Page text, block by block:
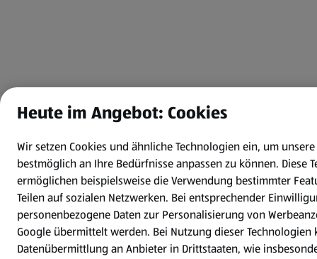
Heute im Angebot: Cookies
Wir setzen Cookies und ähnliche Technologien ein, um
bestmöglich an Ihre Bedürfnisse anpassen zu können. Diese
ermöglichen beispielsweise die Verwendung bestimmter
Teilen auf sozialen Netzwerken. Bei entsprechender
personenbezogene Daten zur Personalisierung von
Google übermittelt werden. Bei Nutzung dieser Technologien
Datenübermittlung an Anbieter in Drittstaaten, wie